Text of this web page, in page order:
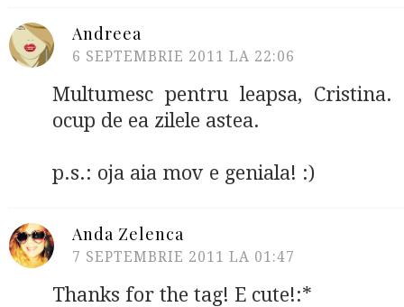
Andreea
6 SEPTEMBRIE 2011 LA 22:06
Multumesc pentru leapsa,
ocup de ea zilele astea.
p.s.: oja aia mov e geniala! :)
Anda Zelenca
7 SEPTEMBRIE 2011 LA 01:47
Thanks for the tag! E cute!:*